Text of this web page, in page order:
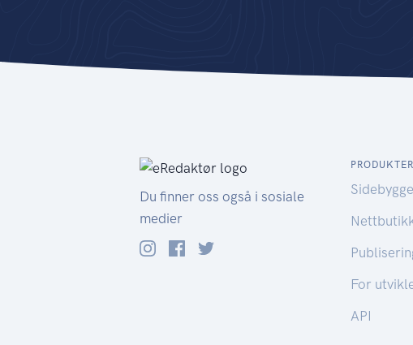
Du finner oss også i sosiale
medier
PRODUKTER
For
API